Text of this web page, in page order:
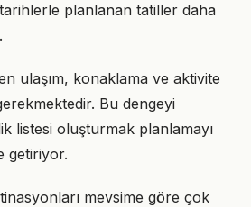
planlanan tatiller daha
ulaşım, konaklama ve aktivite
Bu dengeyi
listesi oluşturmak planlamayı
getiriyor.
mevsime göre çok